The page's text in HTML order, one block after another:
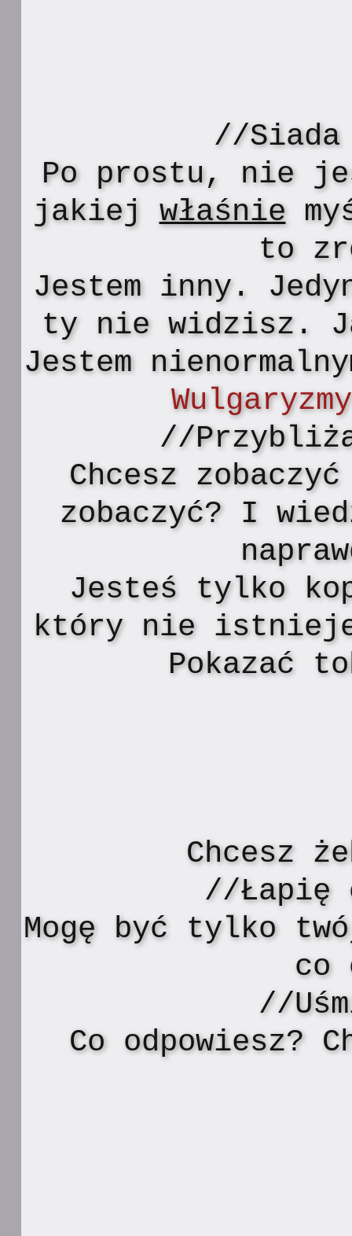
//Siada
Po prostu, nie
jakiejwłaśnie
to
Jestem inny.
ty nie widzisz.
Jestem
//
Chcesz
zobaczyć? I
Jesteś tylko
który nie
Pokazać
Chcesz
//Łapię
Mogę być tylko
co
//
Co odpowiesz?